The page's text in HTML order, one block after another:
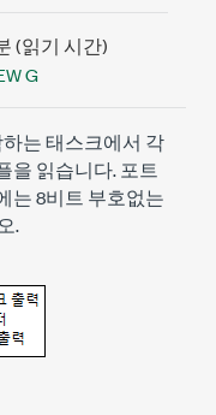
(읽기 시간)
G
는 태스크에서 각
을 읽습니다. 포트
는 8비트 부호없는
.